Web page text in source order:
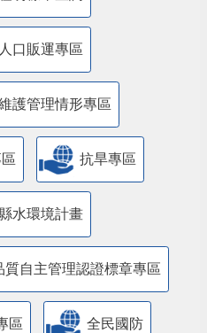
口販運專區
護管理情形專區
抗旱專區
水環境計畫
自主管理認證標章專區
區 全民國防